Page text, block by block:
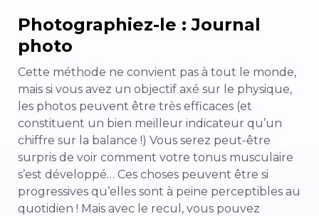
Photographiez-le : Journal
photo
Cette méthode ne convient pas à tout le monde,
mais si vous avez un objectif axé sur le physique,
les photos peuvent être très efficaces (et
constituent un bien meilleur indicateur qu’un
chiffre sur la balance !) Vous serez peut-être
surpris de voir comment votre tonus musculaire
s’est développé… Ces choses peuvent être si
progressives qu’elles sont à peine perceptibles au
quotidien ! Mais avec le recul, vous pouvez